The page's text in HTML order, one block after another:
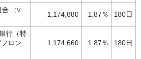
合
V
1,174,880 1.87％ 180日
行（特
ロン
1,174,660 1.87％ 180日